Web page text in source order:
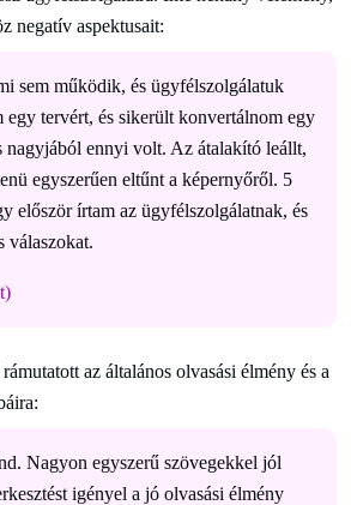
negatív aspektusait:
sem működik, és ügyfélszolgálatuk
egy tervért, és sikerült konvertálnom egy
nagyjából ennyi volt. Az átalakító leállt,
egyszerűen eltűnt a képernyőről. 5
először írtam az ügyfélszolgálatnak, és
válaszokat.
az általános olvasási élmény és a
Nagyon egyszerű szövegekkel jól
igényel a jó olvasási élmény